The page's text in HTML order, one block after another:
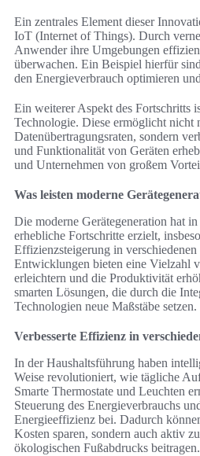
Ein zentrales Element dieser
IoT (Internet of Things). Durch
Anwender ihre Umgebungen
überwachen. Ein Beispiel hierfür
den Energieverbrauch optimieren
Ein weiterer Aspekt des Fortschritts
Technologie. Diese ermöglicht nicht
Datenübertragungsraten, sondern
und Funktionalität von Geräten
und Unternehmen von großem
Was leisten moderne
Die moderne Gerätegeneration hat in
erhebliche Fortschritte erzielt,
Effizienzsteigerung in
Entwicklungen bieten eine Vielzahl
erleichtern und die Produktivität
smarten Lösungen, die durch die
Technologien neue Maßstäbe setzen.
Verbesserte Effizienz in
In der Haushaltsführung haben
Weise revolutioniert, wie tägliche
Smarte Thermostate und Leuchten
Steuerung des Energieverbrauchs
Energieeffizienz bei. Dadurch
Kosten sparen, sondern auch aktiv
ökologischen Fußabdrucks beitragen.